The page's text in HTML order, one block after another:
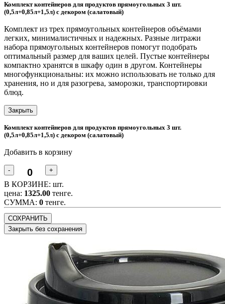
Комплект контейнеров для продуктов прямоугольных 3 шт.
(0,5л+0,85л+1,5л) с декором (салатовый)
Комплект из трех прямоугольных контейнеров объёмами
легких, минималистичных и надежных. Разные литражи
набора прямоугольных контейнеров помогут подобрать
оптимальный размер для ваших целей. Пустые контейнеры
компактно хранятся в шкафу один в другом. Контейнеры
многофункциональны: их можно использовать не только для
хранения, но и для разогрева, заморозки, транспортировки
блюд.
Закрыть
Комплект контейнеров для продуктов прямоугольных 3 шт.
(0,5л+0,85л+1,5л) с декором (салатовый)
Добавить в корзину
- +
В КОРЗИНЕ: шт.
цена: 1325.00 тенге.
CУММА: 0 тенге.
СОХРАНИТЬ
Закрыть без сохранения